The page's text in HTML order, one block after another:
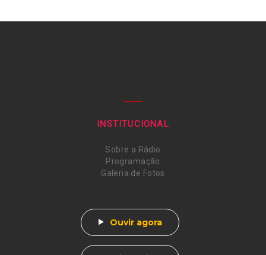
INSTITUCIONAL
Sobre a Rádio
Programação
Galeria de Fotos
Ouvir agora